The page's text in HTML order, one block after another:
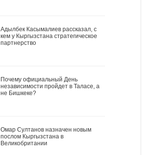
Адылбек Касымалиев рассказал, с
кем у Кыргызстана стратегическое
партнерство
Почему официальный День
независимости пройдет в Таласе, а
не Бишкеке?
Омар Султанов назначен новым
послом Кыргызстана в
Великобритании